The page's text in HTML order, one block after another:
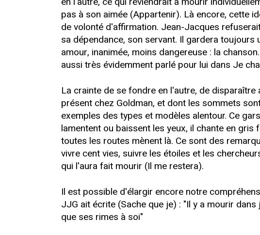
pas à son aimée (Appartenir). Là encore, cette
de volonté d'affirmation. Jean-Jacques
sa dépendance, son servant. Il gardera
amour, inanimée, moins dangereuse : la
aussi très évidemment parlé pour lui dans Je
La crainte de se fondre en l'autre, de
présent chez Goldman, et dont les sommets
exemples des types et modèles alentour. Ce
lamentent ou baissent les yeux, il chante en
toutes les routes mènent là. Ce sont des
vivre cent vies, suivre les étoiles et les
qui l'aura fait mourir (Il me restera).
Il est possible d'élargir encore notre
JJG ait écrite (Sache que je) : "Il y a mourir
que ses rimes à soi"